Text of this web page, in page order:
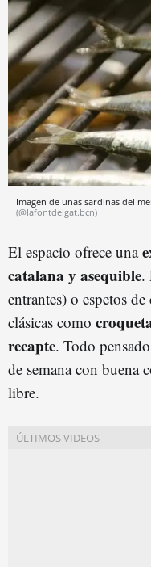
Imagen de unas sardinas del
(@lafontdelgat.bcn)
El espacio ofrece una
catalana y asequible.
entrantes) o espetos
clásicas como
recapte. Todo
de semana con buena
libre.